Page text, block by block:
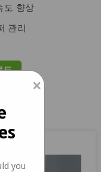
도 향상
관리
드
×
you